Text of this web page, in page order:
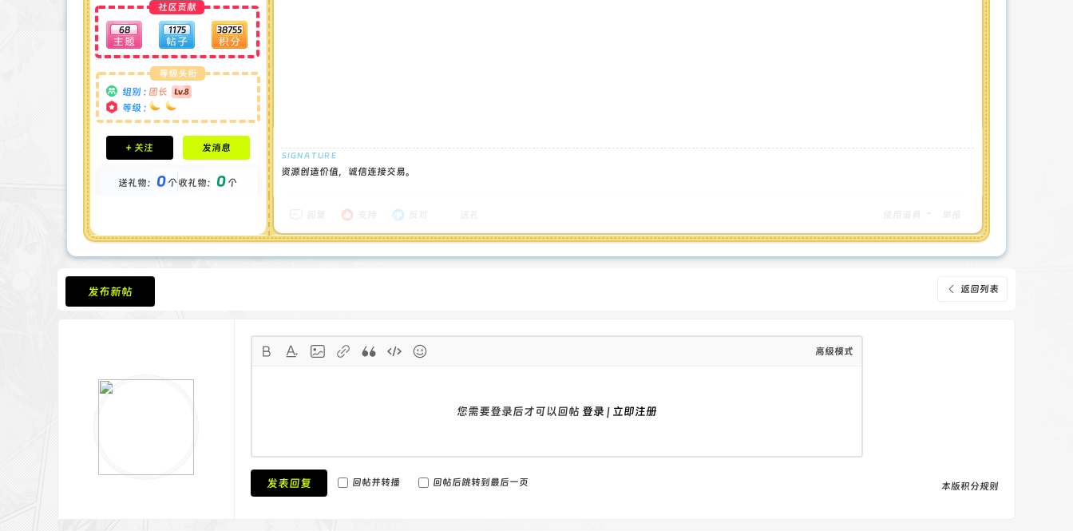
社区贡献
68 1175 38755
等级头衔
组别 : 团长
等级 :
积分成就
钻石 : 1 颗
金币 : 0 枚
+ 关注 发消息
送礼物： 0个收礼物： 0个
资源创造价值，诚信连接交易。
返回列表
发布新帖
高级模式
您需要登录后才可以回帖 登录 | 立即注册
发表回复 回帖并转播 回帖后跳转到最后一页 本版积分规则